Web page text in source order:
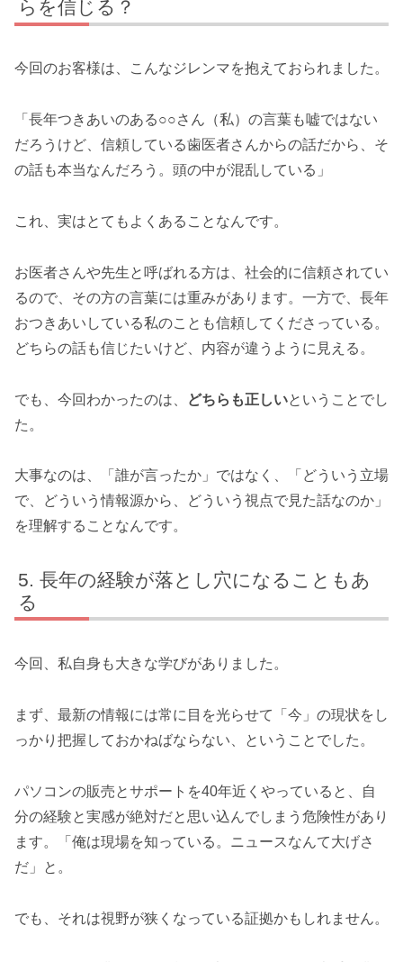
らを信じる？
今回のお客様は、こんなジレンマを抱えておられました。
「長年つきあいのある○○さん（私）の言葉も嘘ではない
だろうけど、信頼している歯医者さんからの話だから、そ
の話も本当なんだろう。頭の中が混乱している」
これ、実はとてもよくあることなんです。
お医者さんや先生と呼ばれる方は、社会的に信頼されてい
るので、その方の言葉には重みがあります。一方で、長年
おつきあいしている私のことも信頼してくださっている。
どちらの話も信じたいけど、内容が違うように見える。
でも、今回わかったのは、 どちらも正しいということでし
た。
大事なのは、「誰が言ったか」ではなく、「どういう立場
で、どういう情報源から、どういう視点で見た話なのか」
を理解することなんです。
長年の経験が落とし穴になることもあ
る
今回、私自身も大きな学びがありました。
まず、最新の情報には常に目を光らせて「今」の現状をし
っかり把握しておかねばならない、ということでした。
パソコンの販売とサポートを40年近くやっていると、自
分の経験と実感が絶対だと思い込んでしまう危険性があり
ます。「俺は現場を知っている。ニュースなんて大げさ
だ」と。
でも、それは視野が狭くなっている証拠かもしれません。